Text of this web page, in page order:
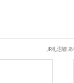
JR札沼線